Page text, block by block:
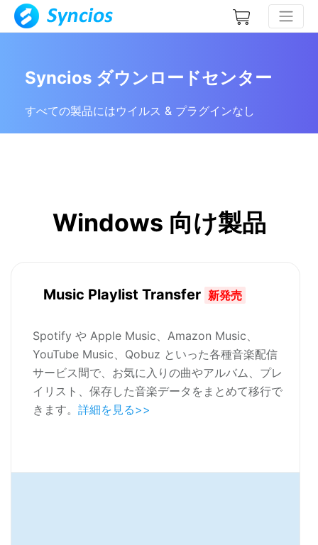
Syncios ダウンロードセンター
すべての製品にはウイルス & プラグインなし
Windows 向け製品
Music Playlist Transfer 新発売
Spotify や Apple Music、Amazon Music、
YouTube Music、Qobuz といった各種音楽配信
サービス間で、お気に入りの曲やアルバム、プレ
イリスト、保存した音楽データをまとめて移行で
きます。 詳細を見る>>